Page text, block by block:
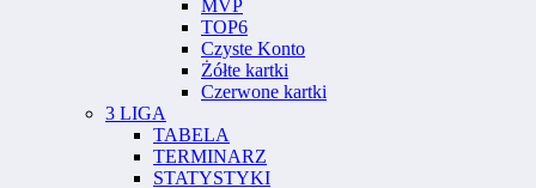
MVP
TOP6
Czyste Konto
Żółte kartki
Czerwone kartki
3 LIGA
TABELA
TERMINARZ
STATYSTYKI